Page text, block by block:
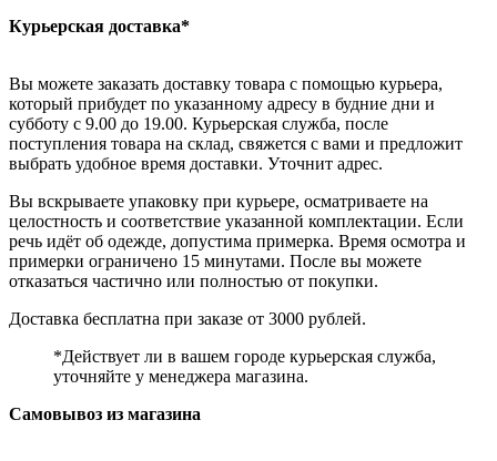
Курьерская доставка*
Вы можете заказать доставку товара с помощью курьера,
который прибудет по указанному адресу в будние дни и
субботу с 9.00 до 19.00. Курьерская служба, после
поступления товара на склад, свяжется с вами и предложит
выбрать удобное время доставки. Уточнит адрес.
Вы вскрываете упаковку при курьере, осматриваете на
целостность и соответствие указанной комплектации. Если
речь идёт об одежде, допустима примерка. Время осмотра и
примерки ограничено 15 минутами. После вы можете
отказаться частично или полностью от покупки.
Доставка бесплатна при заказе от 3000 рублей.
*Действует ли в вашем городе курьерская служба,
уточняйте у менеджера магазина.
Самовывоз из магазина